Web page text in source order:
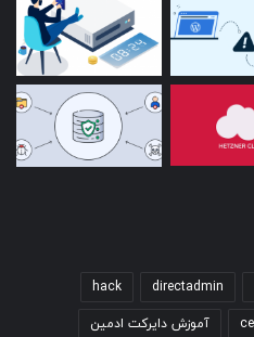
directadmin
hack
آموزش دایرکت ادمین